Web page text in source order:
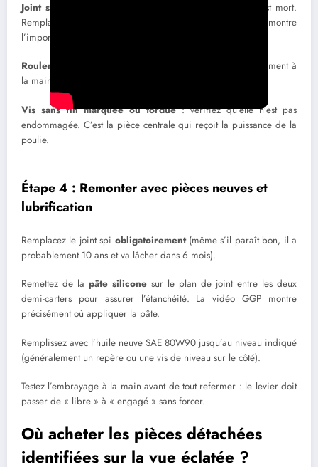
Joint spi qui fuit
: s’il y a de l’huile qui sort, le joint est mort.
Remplacez-le systématiquement au remontage. La vidéo montre
l’importance des joints spi pour l’étanchéité.
Roulements grippés
: si un roulement ne tourne plus librement à
la main, il faut le changer avec un extracteur adapté.
Vis sans fin marquée ou tordue: vérifiez qu’elle n’est pas
endommagée. C’est la pièce centrale qui reçoit la puissance de la
poulie.
Étape 4 : Remonter avec pièces neuves et
lubrification
Remplacez le joint spi obligatoirement(même s’il paraît bon, il a
probablement 10 ans et va lâcher dans 6 mois).
Remettez de la pâte silicone sur le plan de joint entre les deux
demi-carters pour assurer l’étanchéité. La vidéo GGP montre
précisément où appliquer la pâte.
Remplissez avec l’huile neuve SAE 80W90 jusqu’au niveau indiqué
(généralement un repère ou une vis de niveau sur le côté).
Testez l’embrayage à la main avant de tout refermer : le levier doit
passer de « libre » à « engagé » sans forcer.
Où acheter les pièces détachées
identifiées sur la vue éclatée ?